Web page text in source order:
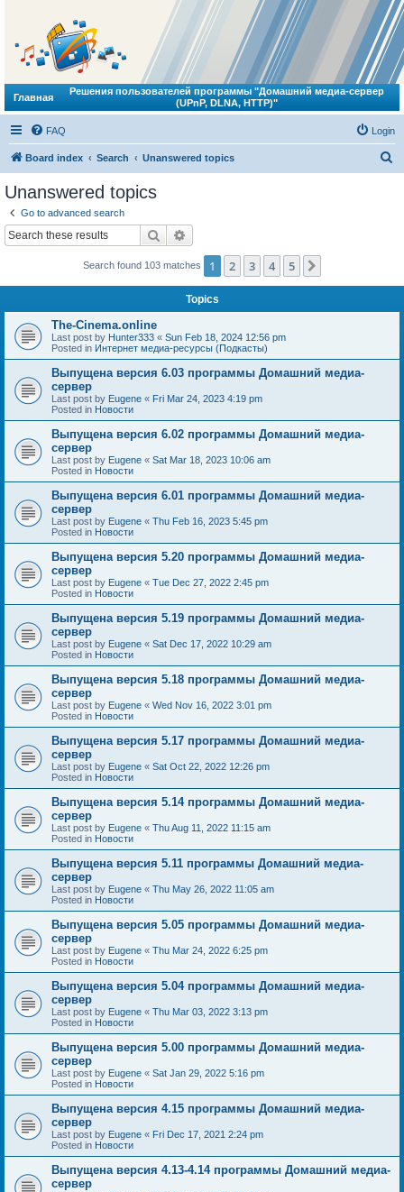
Главная
Решения пользователей программы "Домашний медиа-сервер
(UPnP, DLNA, HTTP)"
FAQ Login
Board index Search Unanswered topics
Unanswered topics
Go to advanced search
Search
Search found 103 matches 1 2 3 4 5
Topics
The-Cinema.online
Last post by Hunter333 « Sun Feb 18, 2024 12:56 pm
Posted in Интернет медиа-ресурсы (Подкасты)
Выпущена версия 6.03 программы Домашний медиа-
сервер
Last post by Eugene « Fri Mar 24, 2023 4:19 pm
Posted in Новости
Выпущена версия 6.02 программы Домашний медиа-
сервер
Last post by Eugene « Sat Mar 18, 2023 10:06 am
Posted in Новости
Выпущена версия 6.01 программы Домашний медиа-
сервер
Last post by Eugene « Thu Feb 16, 2023 5:45 pm
Posted in Новости
Выпущена версия 5.20 программы Домашний медиа-
сервер
Last post by Eugene « Tue Dec 27, 2022 2:45 pm
Posted in Новости
Выпущена версия 5.19 программы Домашний медиа-
сервер
Last post by Eugene « Sat Dec 17, 2022 10:29 am
Posted in Новости
Выпущена версия 5.18 программы Домашний медиа-
сервер
Last post by Eugene « Wed Nov 16, 2022 3:01 pm
Posted in Новости
Выпущена версия 5.17 программы Домашний медиа-
сервер
Last post by Eugene « Sat Oct 22, 2022 12:26 pm
Posted in Новости
Выпущена версия 5.14 программы Домашний медиа-
сервер
Last post by Eugene « Thu Aug 11, 2022 11:15 am
Posted in Новости
Выпущена версия 5.11 программы Домашний медиа-
сервер
Last post by Eugene « Thu May 26, 2022 11:05 am
Posted in Новости
Выпущена версия 5.05 программы Домашний медиа-
сервер
Last post by Eugene « Thu Mar 24, 2022 6:25 pm
Posted in Новости
Выпущена версия 5.04 программы Домашний медиа-
сервер
Last post by Eugene « Thu Mar 03, 2022 3:13 pm
Posted in Новости
Выпущена версия 5.00 программы Домашний медиа-
сервер
Last post by Eugene « Sat Jan 29, 2022 5:16 pm
Posted in Новости
Выпущена версия 4.15 программы Домашний медиа-
сервер
Last post by Eugene « Fri Dec 17, 2021 2:24 pm
Posted in Новости
Выпущена версия 4.13-4.14 программы Домашний медиа-
сервер